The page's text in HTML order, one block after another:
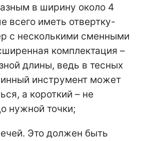
в ширину около 4
всего иметь отвертку-
с несколькими сменными
комплектация –
длины, ведь в тесных
инструмент может
а короткий – не
нужной точки;
Это должен быть